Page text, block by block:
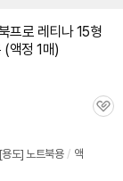
프로 레티나 15형
(액정 1매)
관
[용도] 노트북용 / 액